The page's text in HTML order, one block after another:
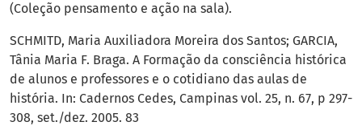
(Coleção pensamento e ação na sala).
SCHMITD, Maria Auxiliadora Moreira dos Santos; GARCIA,
Tânia Maria F. Braga. A Formação da consciência histórica
de alunos e professores e o cotidiano das aulas de
história. In: Cadernos Cedes, Campinas vol. 25, n. 67, p 297-
308, set./dez. 2005. 83